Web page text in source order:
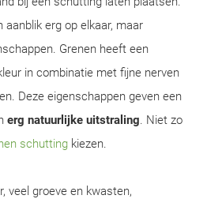
aanblik erg op elkaar, maar
Grenen heeft een
in combinatie met fijne nerven
Deze eigenschappen geven een
erg natuurlijke uitstraling. Niet zo
schutting kiezen.
veel groeve en kwasten,